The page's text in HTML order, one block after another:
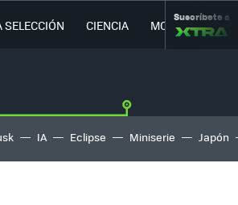
SELECCIÓN CIENCIA MOVILIDAD
Suscríbete a
IA Eclipse Miniserie Japón